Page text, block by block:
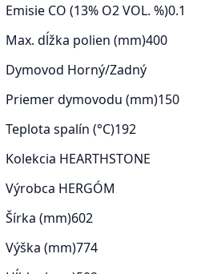
Emisie CO (13% O2 VOL. %)0.1
Max. dĺžka polien (mm)400
Dymovod Horný/Zadný
Priemer dymovodu (mm)150
Teplota spalín (°C)192
Kolekcia HEARTHSTONE
Výrobca HERGÓM
Šírka (mm)602
Výška (mm)774